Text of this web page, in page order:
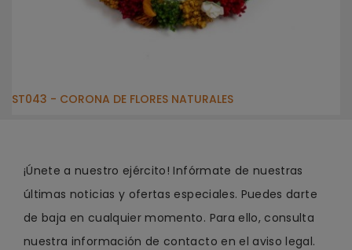
ST043 - CORONA DE FLORES NATURALES
¡Únete a nuestro ejército! Infórmate de nuestras
últimas noticias y ofertas especiales. Puedes darte
de baja en cualquier momento. Para ello, consulta
nuestra información de contacto en el aviso legal.